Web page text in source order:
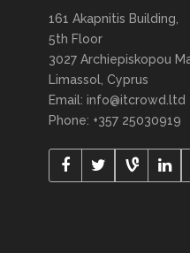
161 Akapnitis Building,
5th Floor
3027 Archiepiskopou
Limassol, Cyprus
Email: info@itcrowd.ltd
Phone: +357 25030919